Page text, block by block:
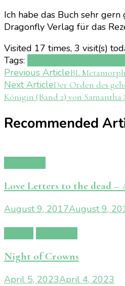
Ich habe das Buch sehr gern
Dragonfly Verlag für das
Visited 17 times, 3 visit(s)
Tags:
Post
Navigation
Previous ArticleBL
Next ArticleDer Orden des
Königin (Band 2) von Samantha
Recommended
Love Letters to the dead –
August 9, 2017August 9,
Night of Crowns
April 5, 2023April 4, 2023